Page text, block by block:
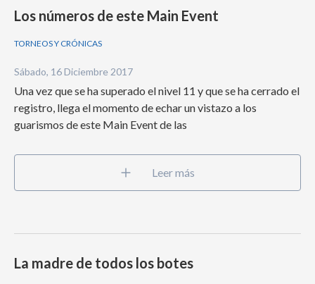
Los números de este Main Event
TORNEOS Y CRÓNICAS
Sábado, 16 Diciembre 2017
Una vez que se ha superado el nivel 11 y que se ha cerrado el
registro, llega el momento de echar un vistazo a los
guarismos de este Main Event de las
Leer más
La madre de todos los botes